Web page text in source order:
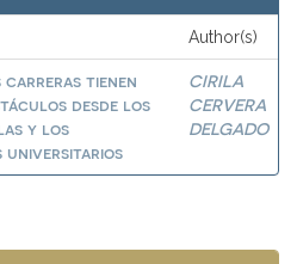
Author(s)
carreras tienen
desde los
y los
universitarios
CIRILA
CERVERA
DELGADO